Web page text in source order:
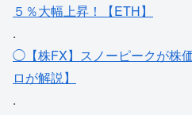
５％大幅上昇！【ETH】
.
◯【株FX】スノーピークが株
ロが解説】
.